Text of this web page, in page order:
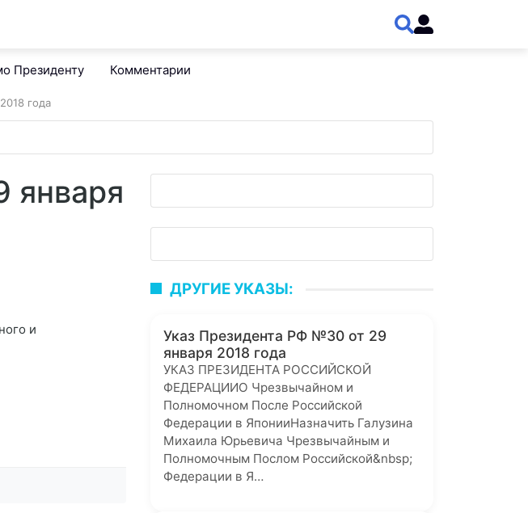
Президенту Комментарии
года
января
и
ДРУГИЕ УКАЗЫ:
Указ Президента РФ №30 от 29
января 2018 года
УКАЗ ПРЕЗИДЕНТА РОССИЙСКОЙ
ФЕДЕРАЦИИО Чрезвычайном и
Полномочном После Российской
Федерации в ЯпонииНазначить Галузина
Михаила Юрьевича Чрезвычайным и
Полномочным Послом Российской&nbsp;
Федерации в Я…